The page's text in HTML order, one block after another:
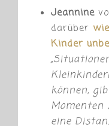
Jeannine
darüber
Kinder
„
können,
eine